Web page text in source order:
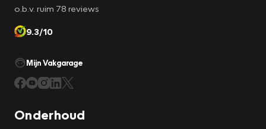
o.b.v. ruim 78 reviews
9.3/10
Mijn Vakgarage
Onderhoud